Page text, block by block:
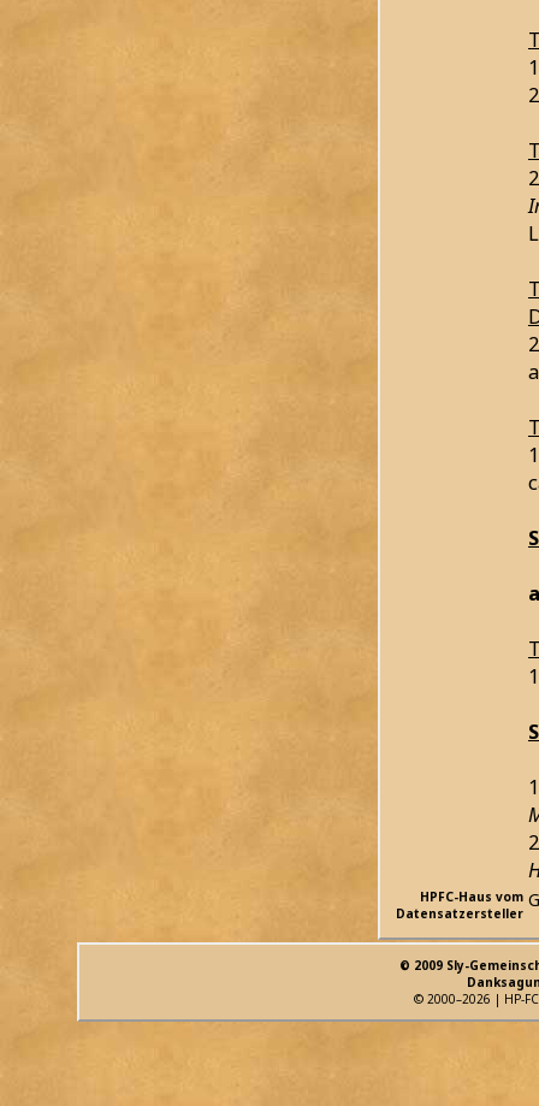
HPFC-Haus vom
Datensatzersteller
© 2009 Sly-
© 2000–2026 | HP-